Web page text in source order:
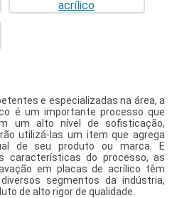
e especializadas na área, a
é um importante processo que
um alto nível de sofisticação,
utilizá-las um item que agrega
de seu produto ou marca. E
características do processo, as
em placas de acrílico têm
segmentos da indústria,
de alto rigor de qualidade.